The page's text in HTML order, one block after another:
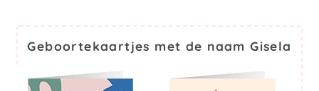
Geboortekaartjes met de naam Gisela